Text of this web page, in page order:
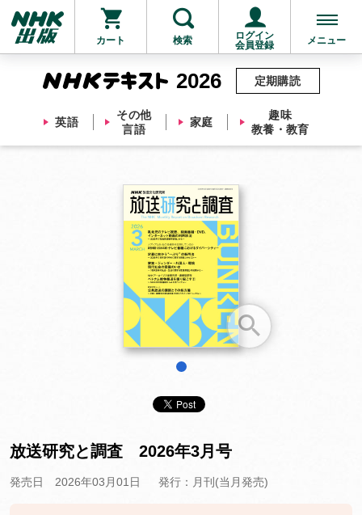
カート 検索
ログイン
会員登録
メニュー
2026
英語
その他
言語
家庭
趣味
教養・教育
定期購読
他にも商品を買う
放送研究と調査 2026年3月号
発売日 2026年03月01日 発行：月刊(当月発売)